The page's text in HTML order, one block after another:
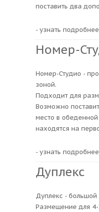
поставить два
- узнать
Номер-
Номер-Студио -
зоной.
Подходит для
Возможно
место в
находятся на
- узнать
Дуплекс
Дуплекс -
Размещение для